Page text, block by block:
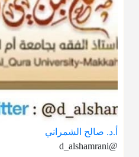
أ.د. صالح الشمراني
@d_alshamrani